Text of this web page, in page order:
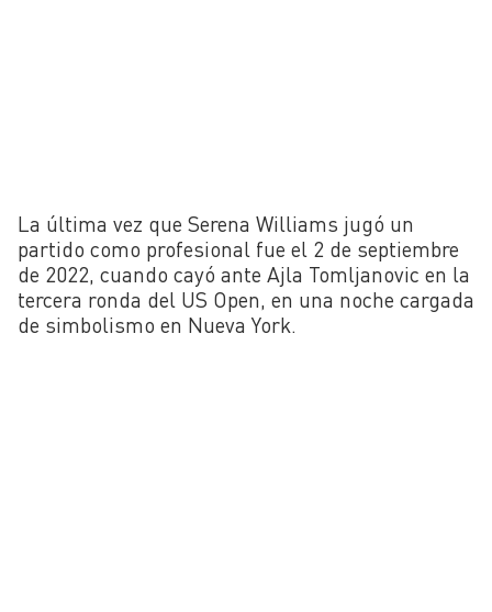
La última vez que Serena Williams jugó un
partido como profesional fue el 2 de septiembre
de 2022, cuando cayó ante Ajla Tomljanovic en la
tercera ronda del US Open, en una noche cargada
de simbolismo en Nueva York.